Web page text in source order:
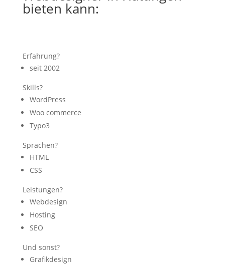
bieten kann:
Erfahrung?
seit 2002
Skills?
WordPress
Woo commerce
Typo3
Sprachen?
HTML
CSS
Leistungen?
Webdesign
Hosting
SEO
Und sonst?
Grafikdesign